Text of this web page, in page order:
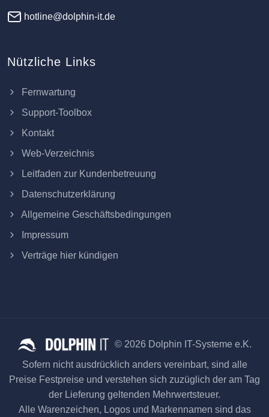
hotline@dolphin-it.de
Nützliche Links
Fernwartung
Support-Toolbox
Kontakt
Web-Verzeichnis
Leitfaden zur Kundenbetreuung
Datenschutzerklärung
Allgemeine Geschäftsbedingungen
Impressum
Verträge hier kündigen
© 2026 Dolphin IT-Systeme e.K.
Sofern nicht ausdrücklich anders vereinbart, sind alle
Preise Festpreise und verstehen sich zuzüglich der am Tag
der Lieferung geltenden Mehrwertsteuer.
Alle Warenzeichen, Logos und Markennamen sind das